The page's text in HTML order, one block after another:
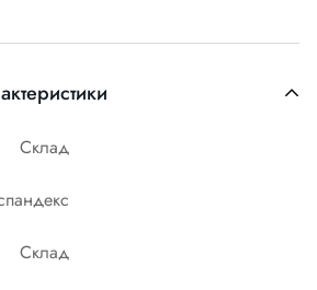
Склад
Склад